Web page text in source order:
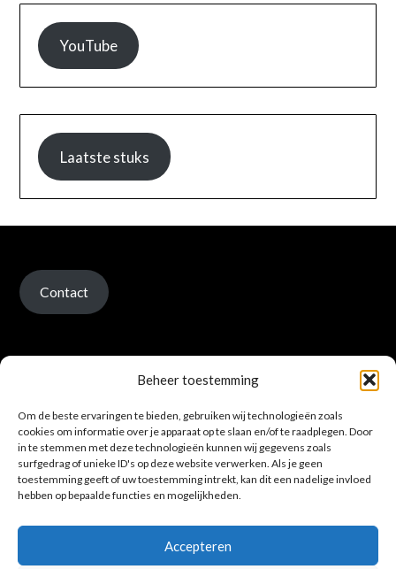
Beheer toestemming
Om de beste ervaringen te bieden, gebruiken wij technologieën zoals
cookies om informatie over je apparaat op te slaan en/of te raadplegen. Door
in te stemmen met deze technologieën kunnen wij gegevens zoals
surfgedrag of unieke ID's op deze website verwerken. Als je geen
toestemming geeft of uw toestemming intrekt, kan dit een nadelige invloed
hebben op bepaalde functies en mogelijkheden.
Accepteren
YouTube
Laatste stuks
Contact
Verzenden en retour